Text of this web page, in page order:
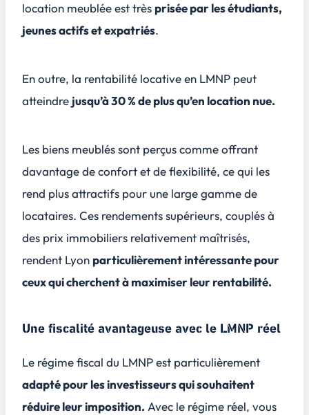
location meublée est très prisée par les étudiants,
jeunes actifs et expatriés.
En outre, la rentabilité locative en LMNP peut
atteindre jusqu’à 30 % de plus qu’en location nue.
Les biens meublés sont perçus comme offrant
davantage de confort et de flexibilité, ce qui les
rend plus attractifs pour une large gamme de
locataires. Ces rendements supérieurs, couplés à
des prix immobiliers relativement maîtrisés,
rendent Lyon particulièrement intéressante pour
ceux qui cherchent à maximiser leur rentabilité.
Une fiscalité avantageuse avec le LMNP réel
Le régime fiscal du LMNP est particulièrement
adapté pour les investisseurs qui souhaitent
réduire leur imposition. Avec le régime réel, vous